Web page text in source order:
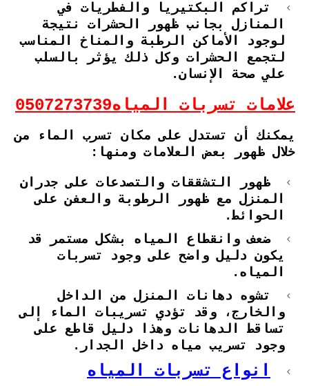
تراكم البكتيريا والفطريات في
المنازل بجانب ظهور الحشرات نتيجة
لوجود الأماكن الرطبة والمناخ المناسب
لتجمع الحشرات وكل ذلك يؤثر بالسلب
علي صحة الإنسان.
علامات تسربات المياه0507273739
يمكنك أن تستدل على مكان تسرب الماء من
خلال ظهور بعض العلامات ومنها:
ظهور التشققات والتصدعات على جدران
المنزل مع ظهور الرطوبة والعفن على
الحوائط.
ضعف وانقطاع المياه بشكل مستمر قد
يكون دليل واضح على وجود تسربات
المياه.
تشوه دهانات المنزل من الداخل
والخارج، وقد تؤدي تسريبات الماء إلى
تساقط الدهانات وهذا دليل قاطع على
وجود تسريب مياه داخل الجدار.
انواع تسربات المياه